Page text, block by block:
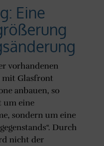
Eine
vorhandenen
mit Glasfront
anbauen, so
um eine
sondern um eine
Durch
nicht der